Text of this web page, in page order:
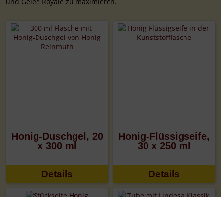
Honig-Duschgel, 20
x 300 ml
Details
Honig-Flüssigseife,
30 x 250 ml
Details